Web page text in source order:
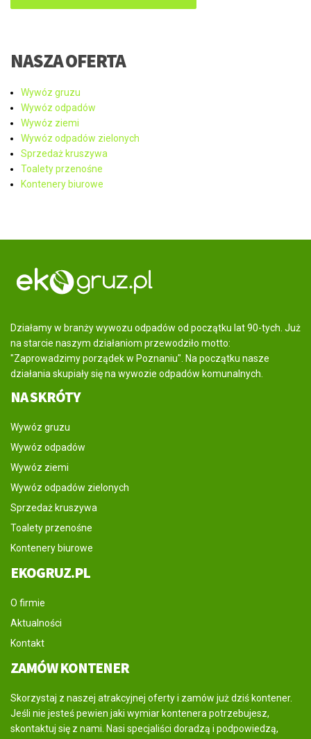
NASZA OFERTA
Wywóz gruzu
Wywóz odpadów
Wywóz ziemi
Wywóz odpadów zielonych
Sprzedaż kruszywa
Toalety przenośne
Kontenery biurowe
Działamy w branży wywozu odpadów od początku lat 90-tych. Już
na starcie naszym działaniom przewodziło motto:
"Zaprowadzimy porządek w Poznaniu". Na początku nasze
działania skupiały się na wywozie odpadów komunalnych.
NA SKRÓTY
Wywóz gruzu
Wywóz odpadów
Wywóz ziemi
Wywóz odpadów zielonych
Sprzedaż kruszywa
Toalety przenośne
Kontenery biurowe
EKOGRUZ.PL
O firmie
Aktualności
Kontakt
ZAMÓW KONTENER
Skorzystaj z naszej atrakcyjnej oferty i zamów już dziś kontener.
Jeśli nie jesteś pewien jaki wymiar kontenera potrzebujesz,
skontaktuj się z nami. Nasi specjaliści doradzą i podpowiedzą,